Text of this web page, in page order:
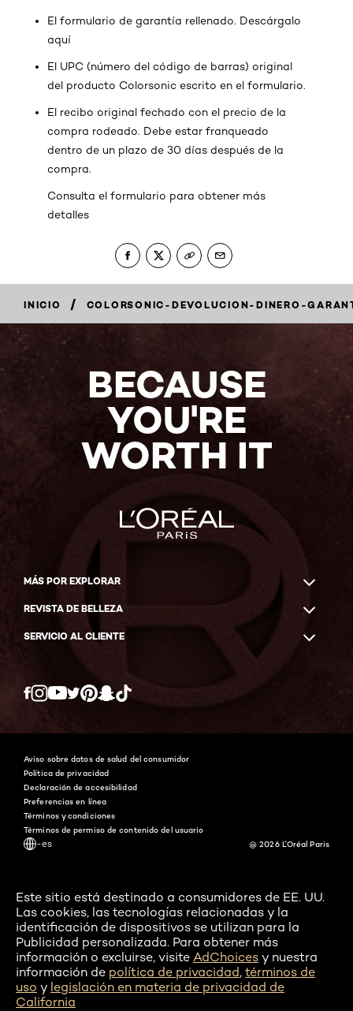
El formulario de garantía rellenado. Descárgalo
aquí
El UPC (número del código de barras) original
del producto Colorsonic escrito en el formulario.
El recibo original fechado con el precio de la
compra rodeado. Debe estar franqueado
dentro de un plazo de 30 días después de la
compra.
Consulta el formulario para obtener más
detalles
INICIO / COLORSONIC-DEVOLUCION-DINERO-
BECAUSE
YOU'RE
WORTH IT
MÁS POR EXPLORAR
REVISTA DE BELLEZA
SERVICIO AL CLIENTE
Twitter
-es
Aviso sobre datos de salud del consumidor
Política de privacidad
Declaración de accesibilidad
Preferencias en línea
Términos y condiciones
Términos de permiso de contenido del usuario
@ 2026 L'Oréal Paris
Este sitio está destinado a consumidores de EE. UU.
Las cookies, las tecnologías relacionadas y la
identificación de dispositivos se utilizan para la
Publicidad personalizada. Para obtener más
información o excluirse, visite AdChoices y nuestra
información de política de privacidad, términos de
uso y legislación en materia de privacidad de
California